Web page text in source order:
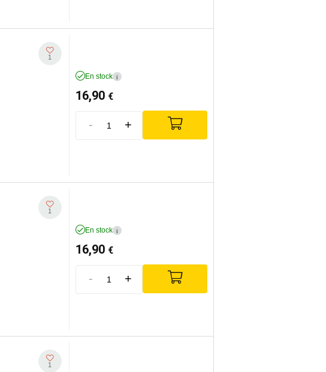
1
En stock i
16,90 €
- +
1
En stock i
16,90 €
- +
1